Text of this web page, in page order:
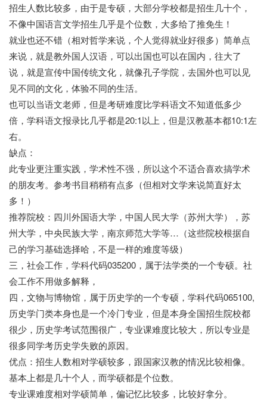
招生人数比较多，由于是专硕，大部分学校都是招生几十个，
不像中国语言文学招生几乎是个位数，大多给了推免生！
就业也还不错（相对哲学来说，个人觉得就业好很多）简单点
来说，就是教外国人汉语，可以出国也可以在国内，往大了
说，就是宣传中国传统文化，就像孔子学院，去国外也可以见
见不同的文化，体验不同的生活。
也可以当语文老师，但是考研难度比学科语文不知道低多少
倍，学科语文报录比几乎都是20:1以上，但是汉教基本都10:1左
右。
缺点：
此专业更注重实践，学术性不强，所以这个不适合喜欢搞学术
的朋友考。参考书目稍稍有点多（但相对文学来说简直好太
多！）
推荐院校：四川外国语大学，中国人民大学（苏州大学），苏
州大学，中央民族大学，南京师范大学等…（这些院校根据自
己的学习基础选择哈，不是一样的难度等级）
三，社会工作，学科代码035200，属于法学类的一个专硕。社
会工作不用做多解释，
四，文物与博物馆，属于历史学的一个专硕，学科代码065100,
历史学门类本身也是一个冷门专业，但是本身全国招生院校都
很少，历史学考试范围很广，专业课难度比较大，所以专业是
很多同学考历史学失败的原因。
优点：招生人数相对学硕较多，跟国家汉教的情况比较相像。
基本上都是几十个人，而学硕都是个位数。
专业课难度相对学硕简单，偏记忆比较多，比较好拿分。